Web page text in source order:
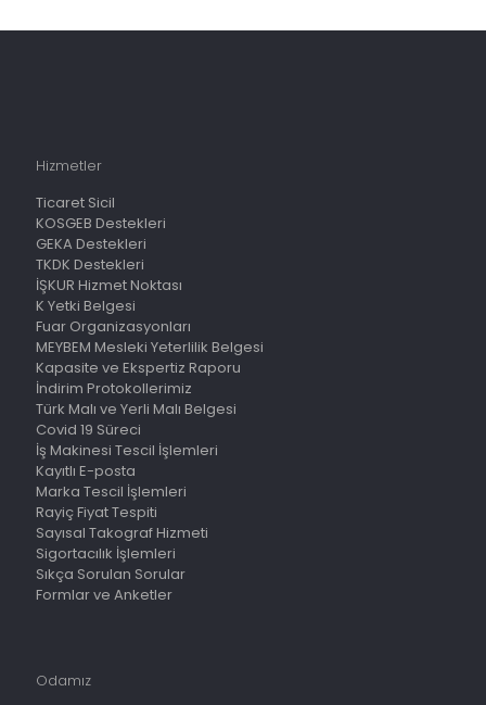
Hizmetler
Ticaret Sicil
KOSGEB Destekleri
GEKA Destekleri
TKDK Destekleri
İŞKUR Hizmet Noktası
K Yetki Belgesi
Fuar Organizasyonları
MEYBEM Mesleki Yeterlilik Belgesi
Kapasite ve Ekspertiz Raporu
İndirim Protokollerimiz
Türk Malı ve Yerli Malı Belgesi
Covid 19 Süreci
İş Makinesi Tescil İşlemleri
Kayıtlı E-posta
Marka Tescil İşlemleri
Rayiç Fiyat Tespiti
Sayısal Takograf Hizmeti
Sigortacılık İşlemleri
Sıkça Sorulan Sorular
Formlar ve Anketler
Odamız